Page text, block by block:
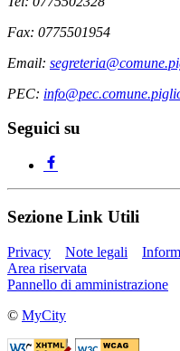
Fax: 0775501954
Email:
PEC:
Seguici su
Sezione Link Utili
Privacy Note legali
Area riservata
Pannello di amministrazione
© MyCity